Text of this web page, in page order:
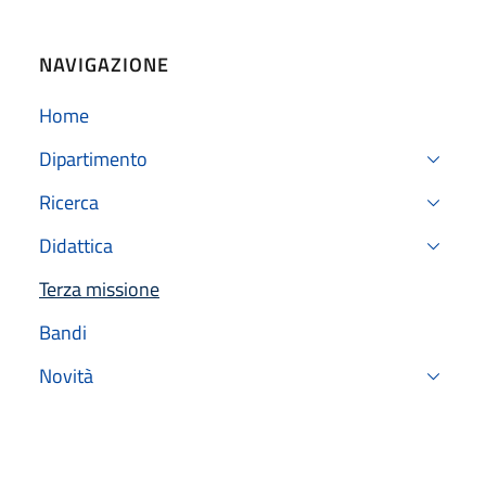
NAVIGAZIONE
Home
Dipartimento
Ricerca
Didattica
Terza missione
Bandi
Novità